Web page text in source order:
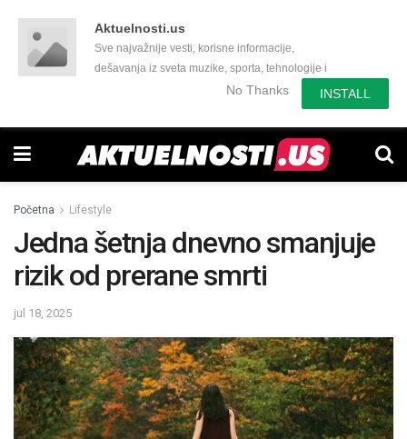
Aktuelnosti.us
Sve najvažnije vesti, korisne informacije,
dešavanja iz sveta muzike, sporta, tehnologije i
još mnogo toga zanimljivog.No Thanks INSTALL
Početna Lifestyle
Jedna šetnja dnevno smanjuje
rizik od prerane smrti
jul 18, 2025